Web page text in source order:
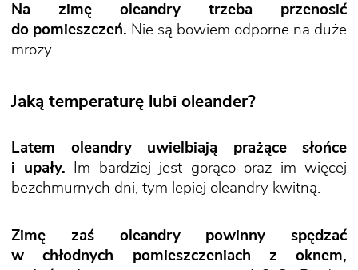
Na zimę oleandry trzeba przenosić
do pomieszczeń. Nie są bowiem odporne na duże
mrozy.
Jaką temperaturę lubi oleander?
Latem oleandry uwielbiają prażące słońce
i upały. Im bardziej jest gorąco oraz im więcej
bezchmurnych dni, tym lepiej oleandry kwitną.
Zimę zaś oleandry powinny spędzać
w chłodnych pomieszczeniach z oknem,